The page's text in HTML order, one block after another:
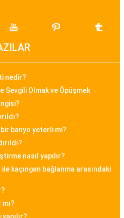
birlikte bayan akıllı saat
Bu modeller,
kalmayıp, fitness
kontrolü gibi
günümüz
uygun bir seçenek
bir araya getiren
bilinen bir markadır.
bayan saatleri,
sunar.
nedir?
Sevgili Olmak ve Öpüşmek
banyo yeterli mi?
nasıl yapılır?
kaçıngan bağlanma arasındaki